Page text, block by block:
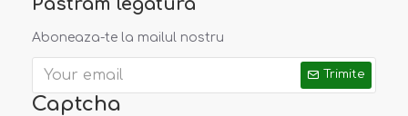
Aboneaza-te la mailul nostru
Trimite
Captcha